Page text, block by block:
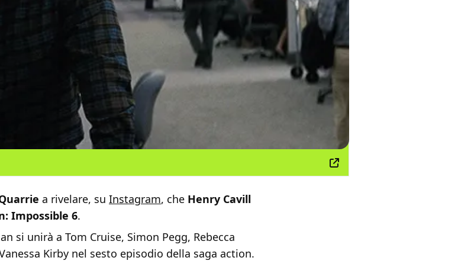
a rivelare, su Instagram, che Henry Cavill
Impossible 6.
si unirà a Tom Cruise, Simon Pegg, Rebecca
Kirby nel sesto episodio della saga action.